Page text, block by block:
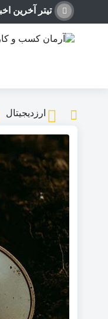
تیتر آخرین
ارزدیجیتال